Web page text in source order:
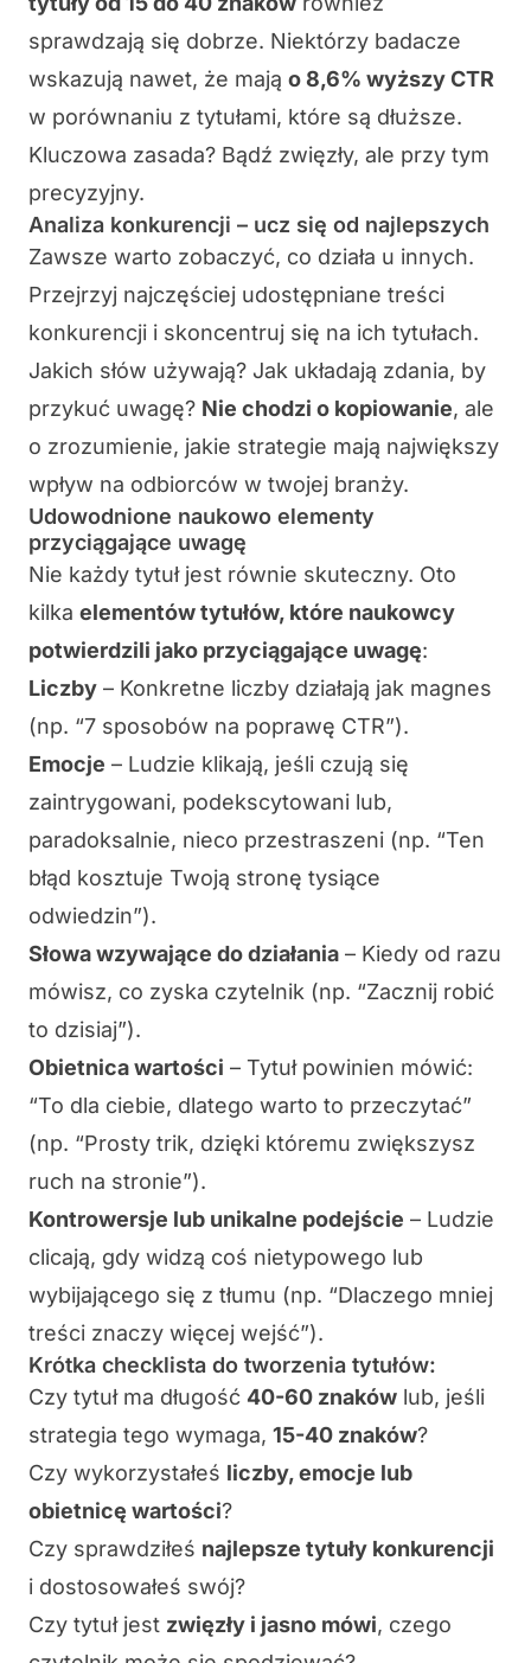
sprawdzają się dobrze. Niektórzy badacze
wskazują nawet, że mają o 8,6% wyższy CTR
w porównaniu z tytułami, które są dłuższe.
Kluczowa zasada? Bądź zwięzły, ale przy tym
precyzyjny.
Analiza konkurencji – ucz się od najlepszych
Zawsze warto zobaczyć, co działa u innych.
Przejrzyj najczęściej udostępniane treści
konkurencji i skoncentruj się na ich tytułach.
Jakich słów używają? Jak układają zdania, by
przykuć uwagę? Nie chodzi o kopiowanie, ale
o zrozumienie, jakie strategie mają największy
wpływ na odbiorców w twojej branży.
Udowodnione naukowo elementy
przyciągające uwagę
Nie każdy tytuł jest równie skuteczny. Oto
kilka elementów tytułów, które naukowcy
potwierdzili jako przyciągające uwagę:
Liczby – Konkretne liczby działają jak magnes
(np. “7 sposobów na poprawę CTR”).
Emocje – Ludzie klikają, jeśli czują się
zaintrygowani, podekscytowani lub,
paradoksalnie, nieco przestraszeni (np. “Ten
błąd kosztuje Twoją stronę tysiące
odwiedzin”).
Słowa wzywające do działania – Kiedy od razu
mówisz, co zyska czytelnik (np. “Zacznij robić
to dzisiaj”).
Obietnica wartości – Tytuł powinien mówić:
“To dla ciebie, dlatego warto to przeczytać”
(np. “Prosty trik, dzięki któremu zwiększysz
ruch na stronie”).
Kontrowersje lub unikalne podejście – Ludzie
clicają, gdy widzą coś nietypowego lub
wybijającego się z tłumu (np. “Dlaczego mniej
treści znaczy więcej wejść”).
Krótka checklista do tworzenia tytułów:
Czy tytuł ma długość 40-60 znaków lub, jeśli
strategia tego wymaga, 15-40 znaków?
Czy wykorzystałeś liczby, emocje lub
obietnicę wartości?
Czy sprawdziłeś najlepsze tytuły konkurencji
i dostosowałeś swój?
Czy tytuł jest zwięzły i jasno mówi, czego